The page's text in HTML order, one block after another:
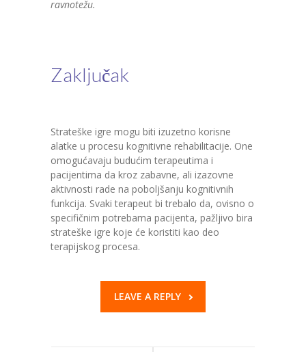
ravnotežu.
Zaključak
Strateške igre mogu biti izuzetno korisne
alatke u procesu kognitivne rehabilitacije. One
omogućavaju budućim terapeutima i
pacijentima da kroz zabavne, ali izazovne
aktivnosti rade na poboljšanju kognitivnih
funkcija. Svaki terapeut bi trebalo da, ovisno o
specifičnim potrebama pacijenta, pažljivo bira
strateške igre koje će koristiti kao deo
terapijskog procesa.
LEAVE A REPLY